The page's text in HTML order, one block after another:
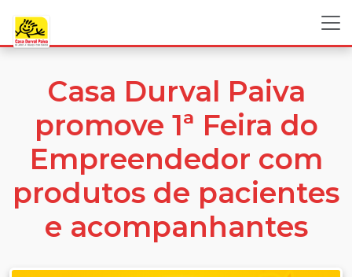
Casa Durval Paiva
promove 1ª Feira do
Empreendedor com
produtos de pacientes
e acompanhantes